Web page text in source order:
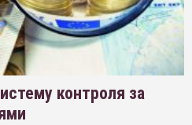
контроля за